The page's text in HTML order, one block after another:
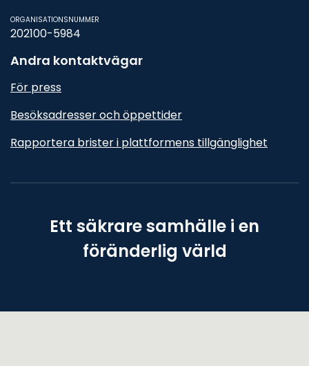
ORGANISATIONSNUMMER
202100-5984
Andra kontaktvägar
För press
Besöksadresser och öppettider
Rapportera brister i plattformens tillgänglighet
Ett säkrare samhälle i en
föränderlig värld